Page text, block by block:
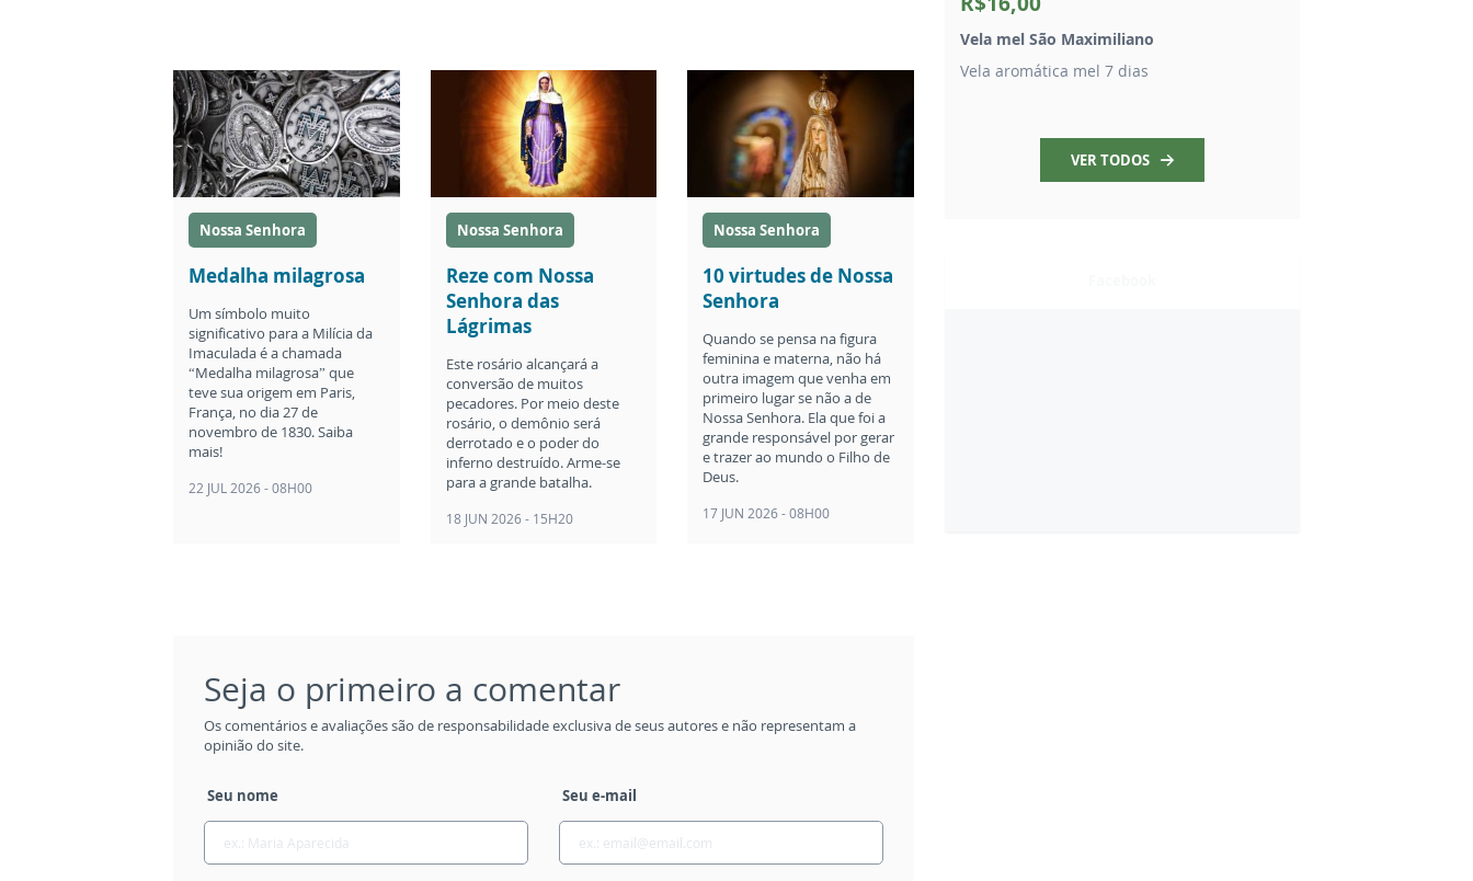
Nossa Senhora
Medalha milagrosa
Um símbolo muito
significativo para a Milícia da
Imaculada é a chamada
“Medalha milagrosa” que
teve sua origem em Paris,
França, no dia 27 de
novembro de 1830. Saiba
mais!
22 JUL 2026 - 08H00
Nossa Senhora
Reze com Nossa
Senhora das
Lágrimas
Este rosário alcançará a
conversão de muitos
pecadores. Por meio deste
rosário, o demônio será
derrotado e o poder do
inferno destruído. Arme-se
para a grande batalha.
18 JUN 2026 - 15H20
Nossa Senhora
10 virtudes de Nossa
Senhora
Quando se pensa na figura
feminina e materna, não há
outra imagem que venha em
primeiro lugar se não a de
Nossa Senhora. Ela que foi a
grande responsável por gerar
e trazer ao mundo o Filho de
Deus.
17 JUN 2026 - 08H00
Seja o primeiro a comentar
Os comentários e avaliações são de responsabilidade exclusiva de seus autores e não representam a
opinião do site.
Seu nome Seu e-mail
Vela mel São Maximiliano
Vela aromática mel 7 dias
VER TODOS